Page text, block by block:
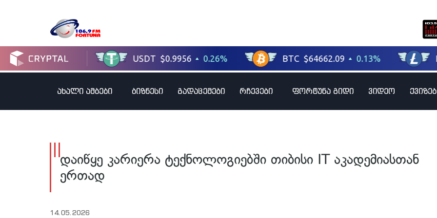
ახალი ამბები ბიზნესი გადაცემები რჩევები ფორტუნა გიდი ვიდეო
დაიწყე კარიერა ტექნოლოგიებში თიბისი IT აკადემიასთან
ერთად
14.05.2026